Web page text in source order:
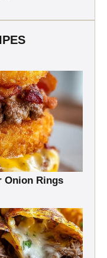
Onion Rings